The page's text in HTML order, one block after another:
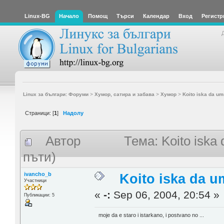
Linux-BG Начало Помощ Търси Календар Вход
Linux за българи: Форуми> Хумор, сатира и забава > Хумор> Koito iska da
Страници: [1] Надолу
Автор
Тема: Koito iska
пъти)
ivancho_b
Участници
Публикации: 5
Koito iska da
«-: Sep 06, 2004, 20:54 »
moje da e staro i istarkano, i postvano no ...